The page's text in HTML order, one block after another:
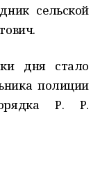
сельской
дня стало
полиции
Р. Р.